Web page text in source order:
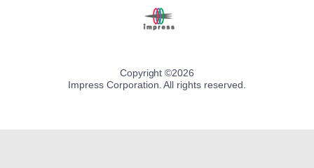
Copyright ©2026
Impress Corporation. All rights reserved.